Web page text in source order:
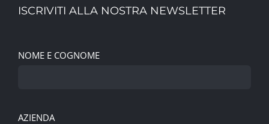
ISCRIVITI ALLA NOSTRA NEWSLETTER
NOME E COGNOME
AZIENDA